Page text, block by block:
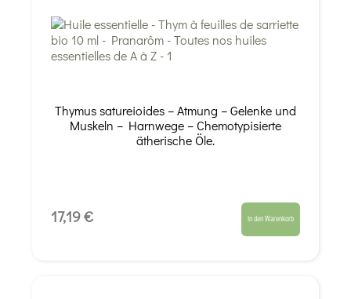
Thymus satureioides – Atmung – Gelenke und
Muskeln – Harnwege – Chemotypisierte
ätherische Öle.
17,19 € In den Warenkorb